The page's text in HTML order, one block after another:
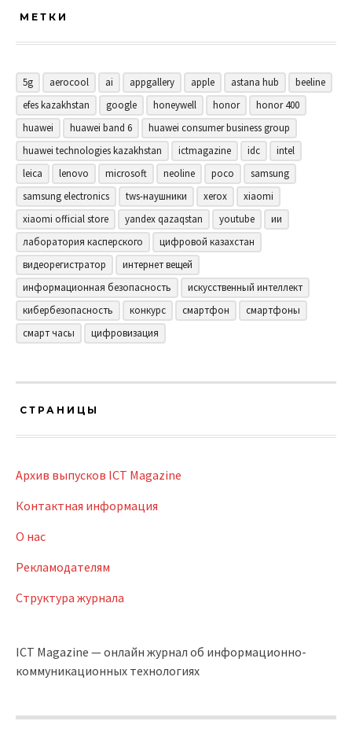
МЕТКИ
5g aerocool ai appgallery apple astana hub
beeline
efes kazakhstan
google honeywell honor
honor 400
huawei
huawei band 6
huawei consumer business group
huawei technologies kazakhstan
ictmagazine idc
intel
leica
lenovo microsoft neoline poco
samsung
samsung electronics
tws-наушники xerox
xiaomi
xiaomi official store
yandex qazaqstan youtube
ии
лаборатория касперского
цифровой казахстан
видеорегистратор
интернет вещей
информационная безопасность
искусственный интеллект
кибербезопасность
конкурс смартфон
смартфоны
смарт часы
цифровизация
СТРАНИЦЫ
Архив выпусков ICT Magazine
Контактная информация
О нас
Рекламодателям
Структура журнала
ICT Magazine — онлайн журнал об информационно-
коммуникационных технологиях